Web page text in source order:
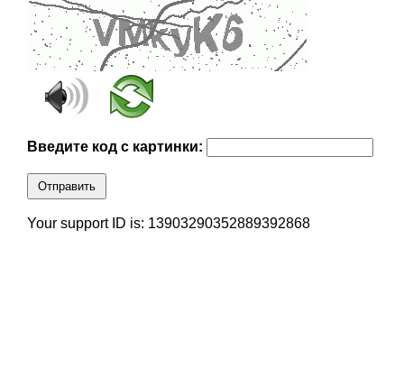
Введите код с картинки:
Отправить
Your support ID is: 13903290352889392868